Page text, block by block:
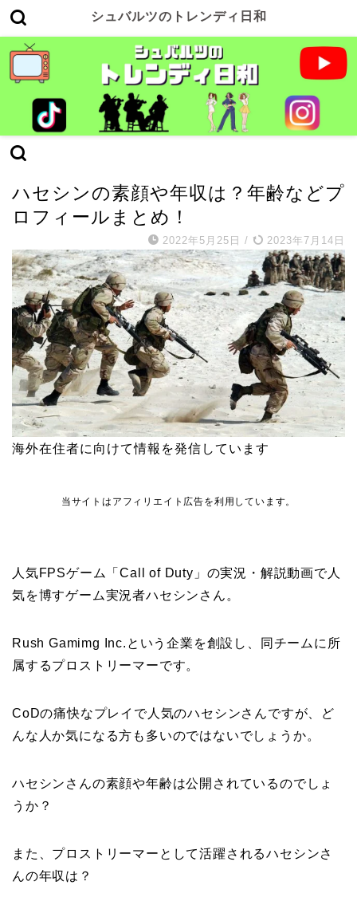
シュバルツのトレンディ日和
ハセシンの素顔や年収は？年齢などプ
ロフィールまとめ！
2022年5月25日 / 2023年7月14日
海外在住者に向けて情報を発信しています
当サイトはアフィリエイト広告を利用しています。
人気FPSゲーム「Call of Duty」の実況・解説動画で人
気を博すゲーム実況者ハセシンさん。
Rush Gamimg Inc.という企業を創設し、同チームに所
属するプロストリーマーです。
CoDの痛快なプレイで人気のハセシンさんですが、ど
んな人か気になる方も多いのではないでしょうか。
ハセシンさんの素顔や年齢は公開されているのでしょ
うか？
また、プロストリーマーとして活躍されるハセシンさ
んの年収は？